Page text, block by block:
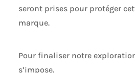
nous efforçons de proposer
d'entretien possibles. Notre
seront prises pour protéger
marque.
Pour finaliser notre
s’impose.